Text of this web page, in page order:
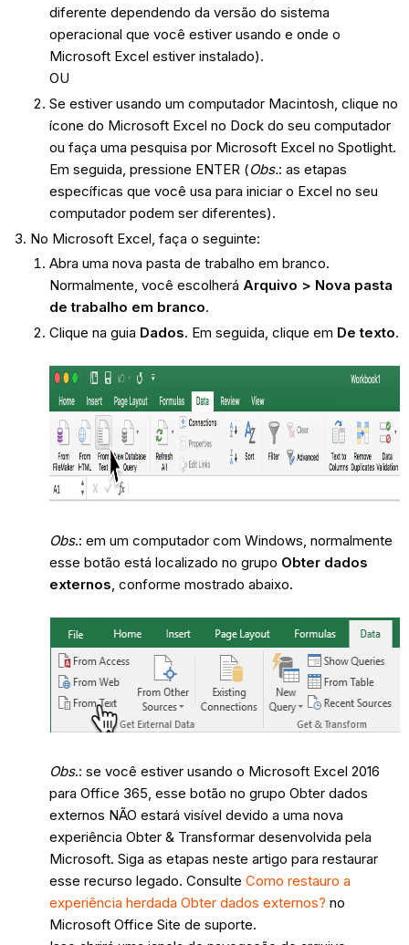
diferente dependendo da versão do sistema
operacional que você estiver usando e onde o
Microsoft Excel estiver instalado).
OU
Se estiver usando um computador Macintosh, clique no
ícone do Microsoft Excel no Dock do seu computador
ou faça uma pesquisa por Microsoft Excel no Spotlight.
Em seguida, pressione ENTER (Obs.: as etapas
específicas que você usa para iniciar o Excel no seu
computador podem ser diferentes).
No Microsoft Excel, faça o seguinte:
Abra uma nova pasta de trabalho em branco.
Normalmente, você escolherá Arquivo > Nova pasta
de trabalho em branco.
Clique na guia Dados. Em seguida, clique em De texto.
Obs.: em um computador com Windows, normalmente
esse botão está localizado no grupo Obter dados
externos, conforme mostrado abaixo.
Obs.: se você estiver usando o Microsoft Excel 2016
para Office 365, esse botão no grupo Obter dados
externos NÃO estará visível devido a uma nova
experiência Obter & Transformar desenvolvida pela
Microsoft. Siga as etapas neste artigo para restaurar
esse recurso legado. Consulte Como restauro a
experiência herdada Obter dados externos? no
Microsoft Office Site de suporte.